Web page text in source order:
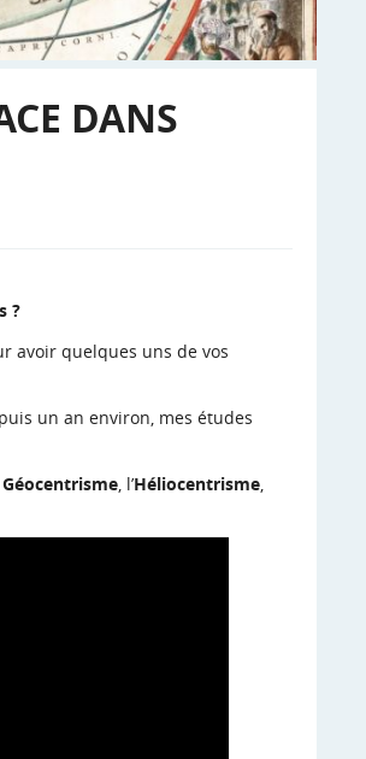
DANS
?
avoir quelques uns de vos
un an environ, mes études
Géocentrisme, l’Héliocentrisme,